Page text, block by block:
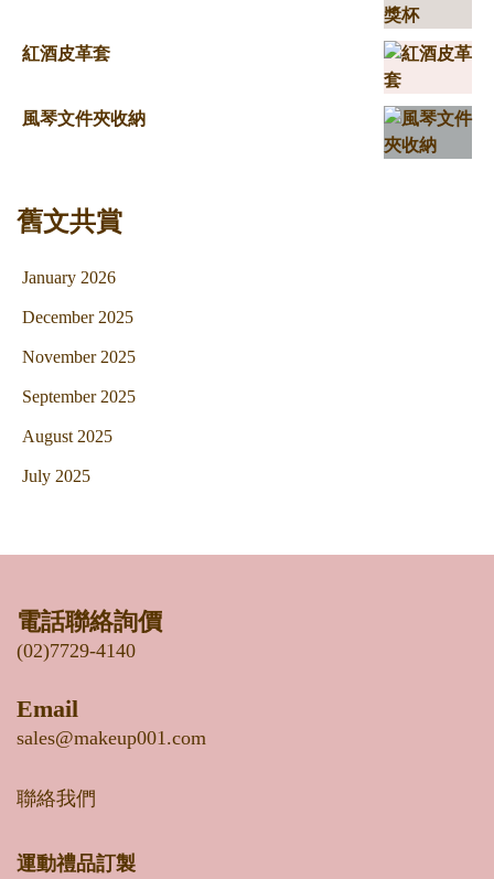
紅酒皮革套
風琴文件夾收納
舊文共賞
January 2026
December 2025
November 2025
September 2025
August 2025
July 2025
電話聯絡詢價
(02)7729-4140
Email
sales@makeup001.com
聯絡我們
運動禮品訂製